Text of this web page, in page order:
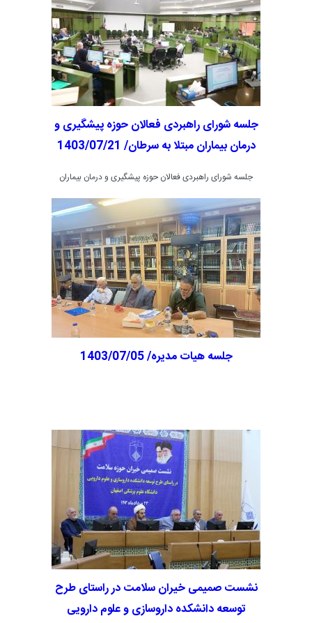
صبح پنجشنبه مورخ 1403/07/26 ساعت 6:30 صبح به صرف
صبحانه کاری برگزار گردید.
جلسه شورای راهبردی فعالان حوزه پیشگیری و
درمان بیماران مبتلا به سرطان/ 1403/07/21
جلسه شورای راهبردی فعالان حوزه پیشگیری و درمان بیماران
مبتلا به سرطان استان اصفهان در دانشگاه علوم پزشکی اصفهان،
تالار زیتون با حضور اعضای شورا، متخصصان خون و سرطان و
جامعه خیرین شاخص استان اصفهان با هدف هم‌اندیشی در
موضوع مدیریت بهینه سرطان ظهر شنبه مورخ 1403/07/21
ساعت 12:30 صبح به صرف ناهار کاری برگزار گردید.
جلسه هیات مدیره/ 1403/07/05
نشست صمیمی خیران سلامت در راستای طرح
توسعه دانشکده داروسازی و علوم دارویی